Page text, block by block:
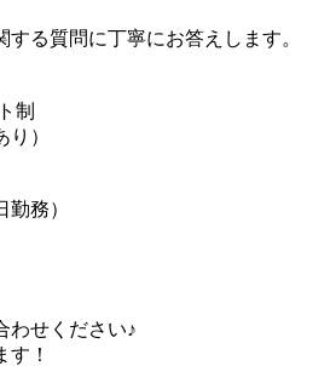
る質問に丁寧にお答えします。
制
）
務）
わせください♪
す！